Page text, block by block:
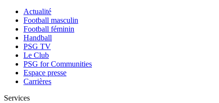
Actualité
Football masculin
Football féminin
Handball
PSG TV
Le Club
PSG for Communities
Espace presse
Carrières
Services